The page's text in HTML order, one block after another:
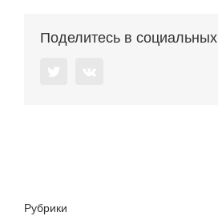
Поделитесь в социальных
Рубрики